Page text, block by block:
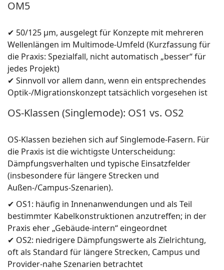
OM5
✔ 50/125 µm, ausgelegt für Konzepte mit mehreren
Wellenlängen im Multimode-Umfeld (Kurzfassung für
die Praxis: Spezialfall, nicht automatisch „besser“ für
jedes Projekt)
✔ Sinnvoll vor allem dann, wenn ein entsprechendes
Optik-/Migrationskonzept tatsächlich vorgesehen ist
OS-Klassen (Singlemode): OS1 vs. OS2
OS-Klassen beziehen sich auf Singlemode-Fasern. Für
die Praxis ist die wichtigste Unterscheidung:
Dämpfungsverhalten und typische Einsatzfelder
(insbesondere für längere Strecken und
Außen-/Campus-Szenarien).
✔ OS1: häufig in Innenanwendungen und als Teil
bestimmter Kabelkonstruktionen anzutreffen; in der
Praxis eher „Gebäude-intern“ eingeordnet
✔ OS2: niedrigere Dämpfungswerte als Zielrichtung,
oft als Standard für längere Strecken, Campus und
Provider-nahe Szenarien betrachtet